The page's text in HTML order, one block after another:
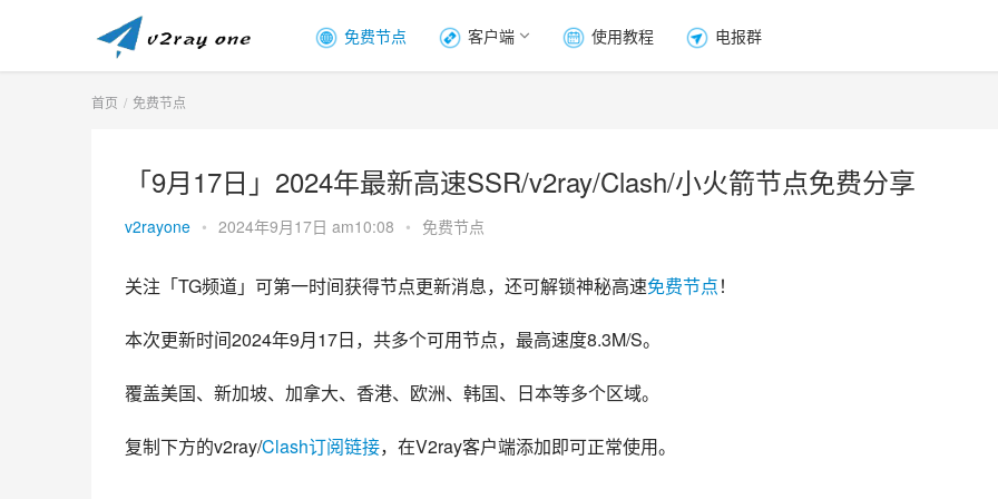
免费节点 客户端 使用教程 电报群
首页 免费节点
「9月17日」2024年最新高速SSR/v2ray/Clash/小火箭节点免费分享
v2rayone • 2024年9月17日 am10:08 • 免费节点
关注「TG频道」可第一时间获得节点更新消息，还可解锁神秘高速免费节点！
本次更新时间2024年9月17日，共多个可用节点，最高速度8.3M/S。
覆盖美国、新加坡、加拿大、香港、欧洲、韩国、日本等多个区域。
复制下方的v2ray/Clash订阅链接，在V2ray客户端添加即可正常使用。